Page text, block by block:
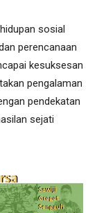
sosial
perencanaan
kesuksesan
pengalaman
pendekatan
sejati